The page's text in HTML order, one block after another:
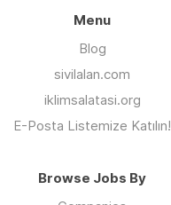
Menu
Blog
sivilalan.com
iklimsalatasi.org
E-Posta Listemize Katılın!
Browse Jobs By